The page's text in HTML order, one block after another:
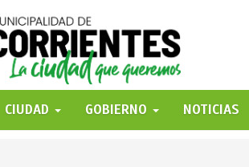
CIUDAD GOBIERNO NOTICIAS